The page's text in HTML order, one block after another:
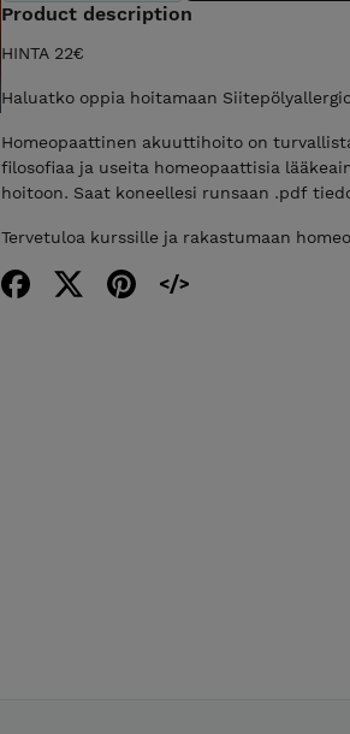
Product description
HINTA 22€
Haluatko oppia hoitamaan
Homeopaattinen akuuttihoito on
filosofiaa ja useita homeopaattisia
hoitoon. Saat koneellesi runsaan .pdf
Tervetuloa kurssille ja rakastumaan